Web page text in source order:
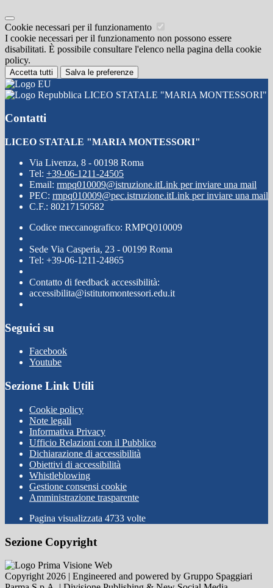
Cookie necessari per il funzionamento
I cookie necessari per il funzionamento non possono essere
disabilitati. È possibile consultare l'elenco nella pagina della cookie
policy.
Accetta tutti Salva le preferenze
LICEO STATALE "MARIA MONTESSORI"
Contatti
LICEO STATALE "MARIA MONTESSORI"
Via Livenza, 8 - 00198 Roma
Tel: +39-06-1211-24505
Email: rmpq010009@istruzione.itLink per inviare una mail
PEC: rmpq010009@pec.istruzione.itLink per inviare una mail
C.F.: 80217150582
Codice meccanografico: RMPQ010009
Sede Via Casperia, 23 - 00199 Roma
Tel: +39-06-1211-24865
Contatto di feedback accessibilità:
accessibilita@istitutomontessori.edu.it
Seguici su
Facebook
Youtube
Sezione Link Utili
Cookie policy
Note legali
Informativa Privacy
Ufficio Relazioni con il Pubblico
Dichiarazione di accessibilità
Obiettivi di accessibilità
Whistleblowing
Gestione consensi cookie
Amministrazione trasparente
Pagina visualizzata 4733 volte
Sezione Copyright
Copyright 2026 | Engineered and powered by Gruppo Spaggiari